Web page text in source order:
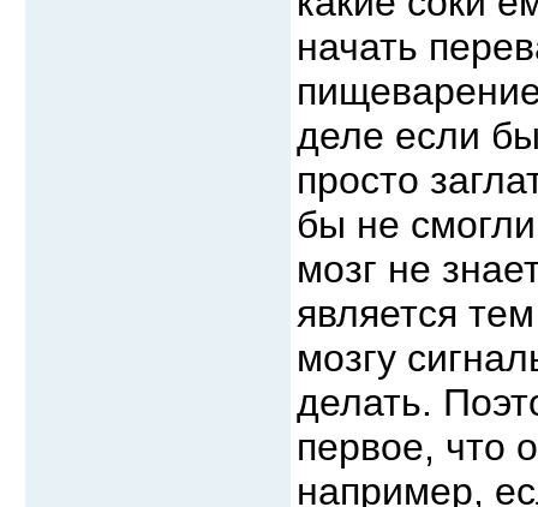
начать
деле если
просто
бы не
мозг не
является
мозгу
делать.
первое, что
например,